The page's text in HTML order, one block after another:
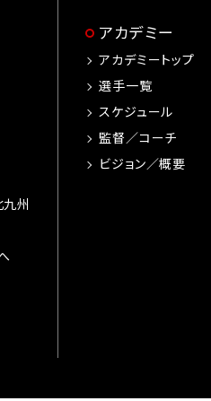
九州
アカデミー
アカデミートップ
選手一覧
スケジュール
監督／コーチ
ビジョン／概要